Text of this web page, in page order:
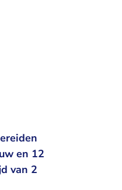
en 12
van 2